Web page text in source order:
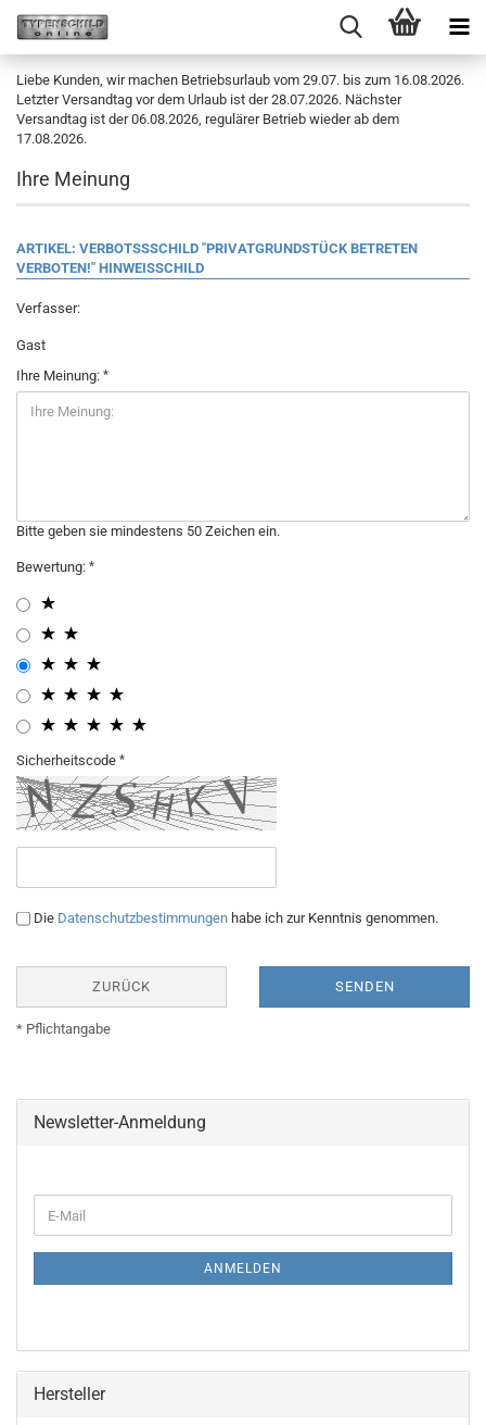
Liebe Kunden, wir machen Betriebsurlaub vom 29.07. bis zum 16.08.2026.
Letzter Versandtag vor dem Urlaub ist der 28.07.2026. Nächster
Versandtag ist der 06.08.2026, regulärer Betrieb wieder ab dem
17.08.2026.
Ihre Meinung
ARTIKEL: VERBOTSSSCHILD "PRIVATGRUNDSTÜCK BETRETEN
VERBOTEN!" HINWEISSCHILD
Verfasser:
Gast
Ihre Meinung:
Bitte geben sie mindestens 50 Zeichen ein.
Bewertung:
Sicherheitscode
Die Datenschutzbestimmungen habe ich zur Kenntnis genommen.
ZURÜCK SENDEN
* Pflichtangabe
Newsletter-Anmeldung
ZUR
E-
Mail
ANMELDEN
Hersteller